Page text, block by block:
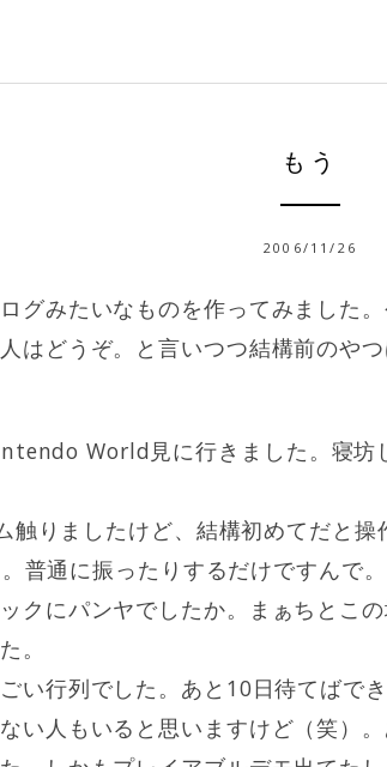
もう
2006/11/26
グみたいなものを作ってみました
はどうぞ。と言いつつ結構前のや
World見に行きました。寝坊
触りましたけど、結構初めてだと
普通に振ったりするだけですんで
クにパンヤでしたか。まぁちとこ
。
い行列でした。あと10日待てばで
い人もいると思いますけど（笑）